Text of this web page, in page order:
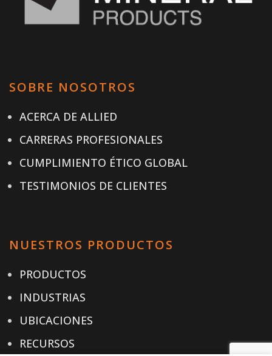
SOBRE NOSOTROS
ACERCA DE ALLIED
CARRERAS PROFESIONALES
CUMPLIMIENTO ÉTICO GLOBAL
TESTIMONIOS DE CLIENTES
NUESTROS PRODUCTOS
PRODUCTOS
INDUSTRIAS
UBICACIONES
RECURSOS